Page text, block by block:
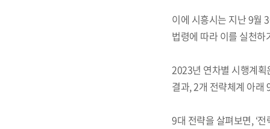
이에 시흥시는 지난 9월
법령에 따라 이를 실천
2023년 연차별 시행계
결과, 2개 전략체계 아래
9대 전략을 살펴보면, ‘